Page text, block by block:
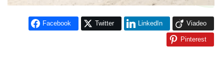
Facebook Twitter LinkedIn Viadeo
Pinterest